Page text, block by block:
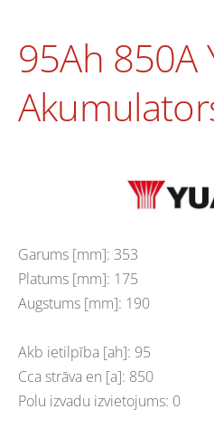
95Ah 850A
Garums [mm]: 353
Platums [mm]: 175
Augstums [mm]: 190
Akb ietilpība [ah]: 95
Cca strāva en [a]: 850
Polu izvadu izvietojums: 0